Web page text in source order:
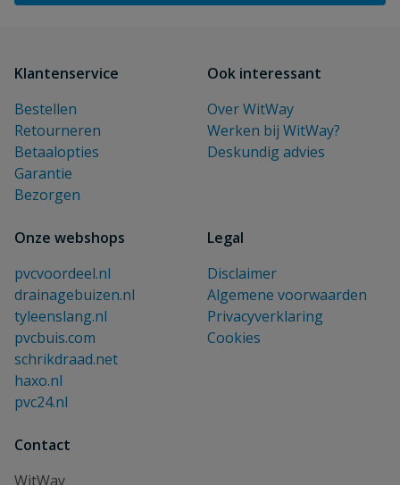
Klantenservice
Bestellen
Retourneren
Betaalopties
Garantie
Bezorgen
Ook interessant
Over WitWay
Werken bij WitWay?
Deskundig advies
Onze webshops
pvcvoordeel.nl
drainagebuizen.nl
tyleenslang.nl
pvcbuis.com
schrikdraad.net
haxo.nl
pvc24.nl
Legal
Disclaimer
Algemene voorwaarden
Privacyverklaring
Cookies
Contact
WitWay